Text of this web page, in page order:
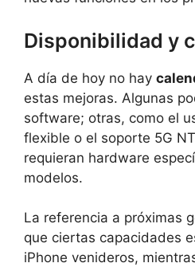
Disponibilidad y
A día de hoy no hay
estas mejoras. Algunas
software; otras, como el
flexible o el soporte 5G
requieran hardware
modelos.
La referencia a próximas
que ciertas capacidades
iPhone venideros,